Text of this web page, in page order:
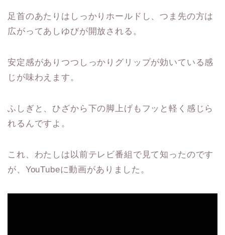
足首のあたりはしっかりホールドし、つま先の方は
広がってあしゆびが開放される。
安定感がありつつしっかりグリップが効いている感
じが味わえます。
ふしぎと、ひざから下の脚上げもフッと軽く感じら
れるんですよ。
これ、わたしは以前テレビ番組で見て知ったのです
が、YouTubeに動画がありました。